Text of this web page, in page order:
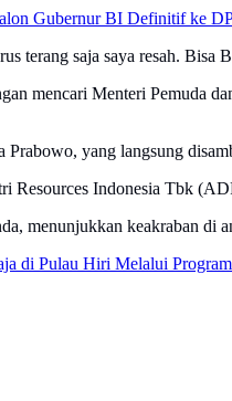
Gubernur BI Definitif ke
terang saja saya resah.
mencari Menteri Pemuda
yang langsung
Resources Indonesia Tbk
menunjukkan keakraban di
di Pulau Hiri Melalui